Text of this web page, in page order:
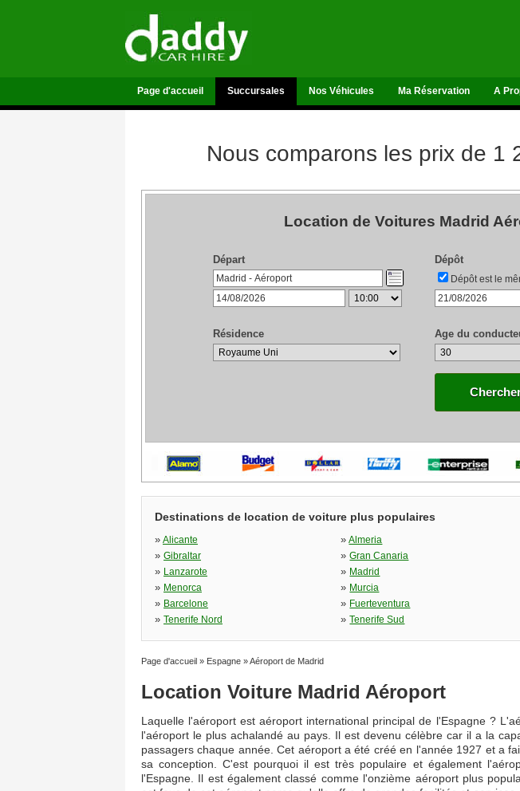
Page d'accueil Succursales Nos Véhicules Ma Réservation A
Nous comparons les prix de 1
Location de Voitures Madrid
Départ Dépôt
Dépôt est le
Résidence Age du
Destinations de location de voiture plus populaires
» Alicante »Almeria
» Gibraltar »Gran Canaria
» Lanzarote » Madrid
» Menorca » Murcia
» Barcelone » Fuerteventura
» Tenerife Nord »Tenerife Sud
Page d'accueil » Espagne »Aéroport de Madrid
Location Voiture Madrid Aéroport
Laquelle l'aéroport est aéroport international principal de l'Espagne ?
l'aéroport le plus achalandé au pays. Il est devenu célèbre car il a la
passagers chaque année. Cet aéroport a été créé en l'année 1927 et a
sa conception. C'est pourquoi il est très populaire et également
l'Espagne. Il est également classé comme l'onzième aéroport plus